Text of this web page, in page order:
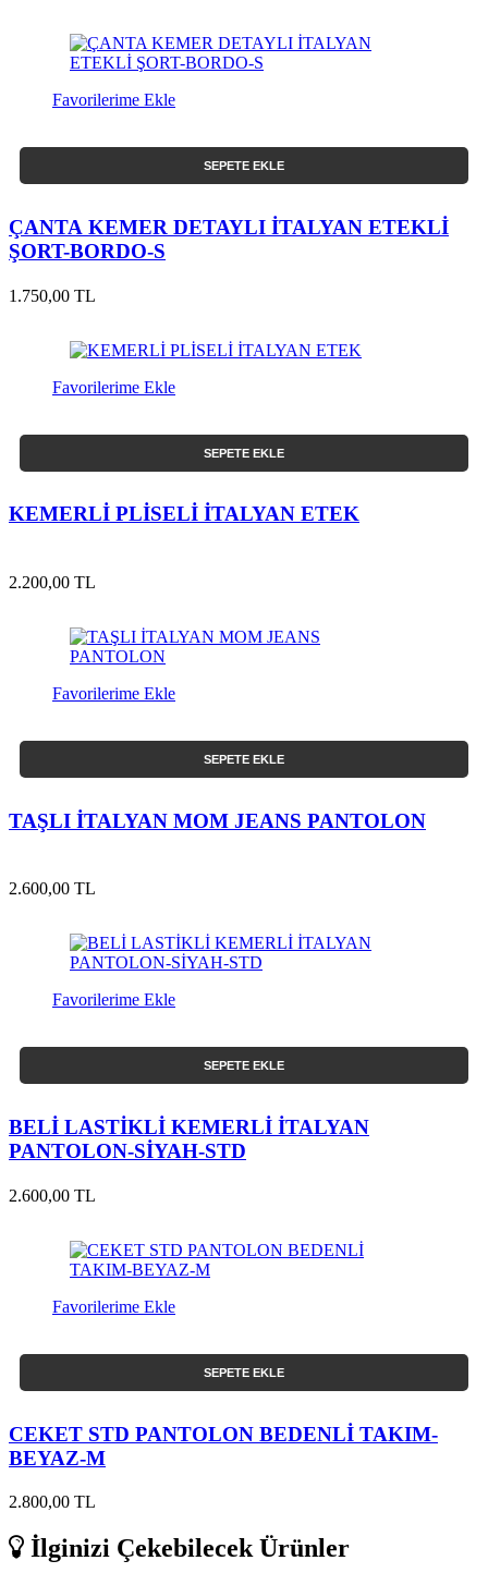
Favorilerime Ekle
SEPETE EKLE
ÇANTA KEMER DETAYLI İTALYAN ETEKLİ
ŞORT-BORDO-S
1.750,00 TL
Favorilerime Ekle
SEPETE EKLE
KEMERLİ PLİSELİ İTALYAN ETEK
2.200,00 TL
Favorilerime Ekle
SEPETE EKLE
TAŞLI İTALYAN MOM JEANS PANTOLON
2.600,00 TL
Favorilerime Ekle
SEPETE EKLE
BELİ LASTİKLİ KEMERLİ İTALYAN
PANTOLON-SİYAH-STD
2.600,00 TL
Favorilerime Ekle
SEPETE EKLE
CEKET STD PANTOLON BEDENLİ TAKIM-
BEYAZ-M
2.800,00 TL
İlginizi Çekebilecek Ürünler